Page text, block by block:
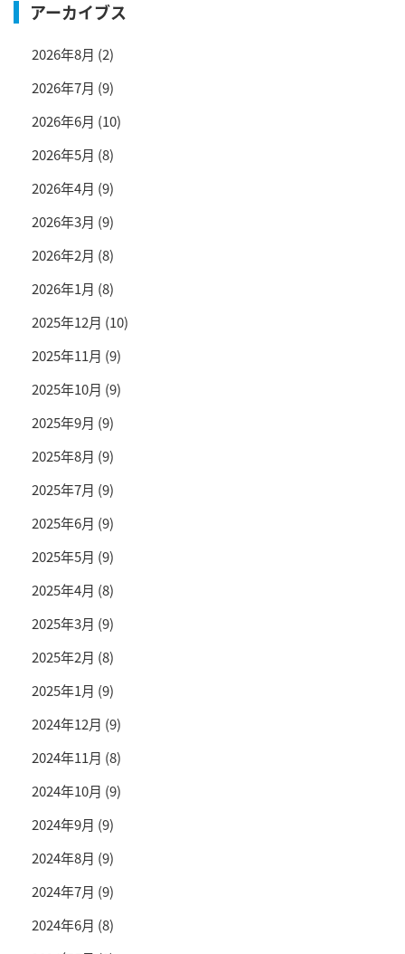
アーカイブス
2026年8月 (2)
2026年7月 (9)
2026年6月 (10)
2026年5月 (8)
2026年4月 (9)
2026年3月 (9)
2026年2月 (8)
2026年1月 (8)
2025年12月 (10)
2025年11月 (9)
2025年10月 (9)
2025年9月 (9)
2025年8月 (9)
2025年7月 (9)
2025年6月 (9)
2025年5月 (9)
2025年4月 (8)
2025年3月 (9)
2025年2月 (8)
2025年1月 (9)
2024年12月 (9)
2024年11月 (8)
2024年10月 (9)
2024年9月 (9)
2024年8月 (9)
2024年7月 (9)
2024年6月 (8)